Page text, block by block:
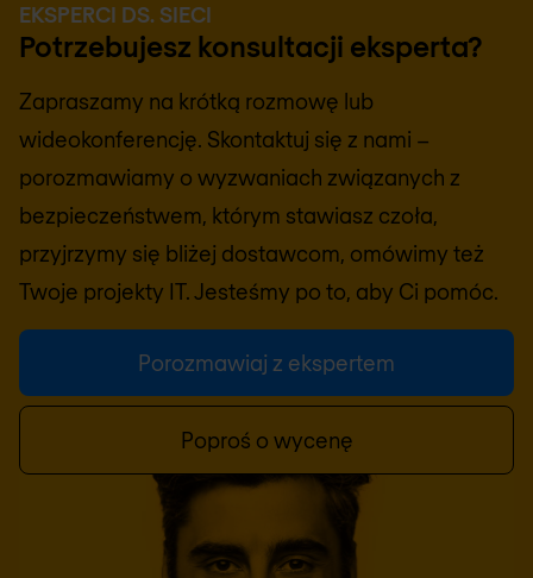
EKSPERCI DS. SIECI
Potrzebujesz konsultacji eksperta?
Zapraszamy na krótką rozmowę lub
wideokonferencję. Skontaktuj się z nami –
porozmawiamy o wyzwaniach związanych z
bezpieczeństwem, którym stawiasz czoła,
przyjrzymy się bliżej dostawcom, omówimy też
Twoje projekty IT. Jesteśmy po to, aby Ci pomóc.
Porozmawiaj z ekspertem
Poproś o wycenę